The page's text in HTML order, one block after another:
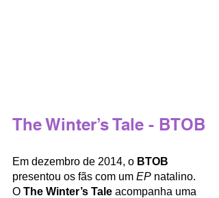
The Winter’s Tale - BTOB
Em dezembro de 2014, o BTOB
presentou os fãs com um EP natalino.
O The Winter’s Tale acompanha uma